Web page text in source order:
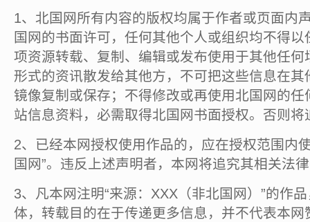
1、北国网所有内容的版权均属于作者或页面内
国网的书面许可，任何其他个人或组织均不得
项资源转载、复制、编辑或发布使用于其他任
形式的资讯散发给其他方，不可把这些信息在
镜像复制或保存；不得修改或再使用北国网的
站信息资料，必需取得北国网书面授权。否则将
2、已经本网授权使用作品的，应在授权范围内
国网”。违反上述声明者，本网将追究其相关法
3、凡本网注明“来源：XXX（非北国网）”的作
体，转载目的在于传递更多信息，并不代表本